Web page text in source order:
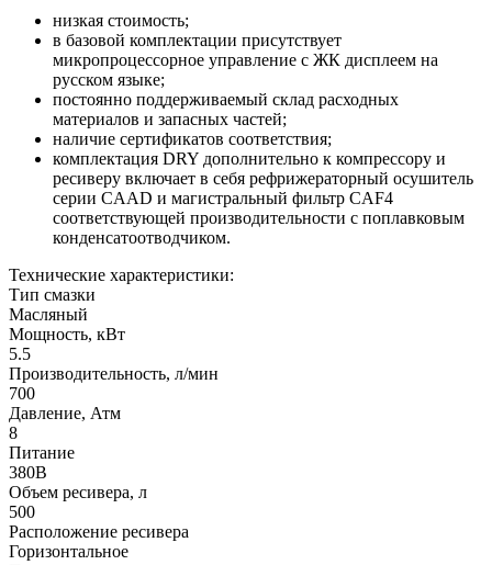
низкая стоимость;
в базовой комплектации присутствует
микропроцессорное управление с ЖК дисплеем на
русском языке;
постоянно поддерживаемый склад расходных
материалов и запасных частей;
наличие сертификатов соответствия;
комплектация DRY дополнительно к компрессору и
ресиверу включает в себя рефрижераторный осушитель
серии CAAD и магистральный фильтр CAF4
соответствующей производительности с поплавковым
конденсатоотводчиком.
Технические характеристики:
Тип смазки
Масляный
Мощность, кВт
5.5
Производительность, л/мин
700
Давление, Атм
8
Питание
380В
Объем ресивера, л
500
Расположение ресивера
Горизонтальное